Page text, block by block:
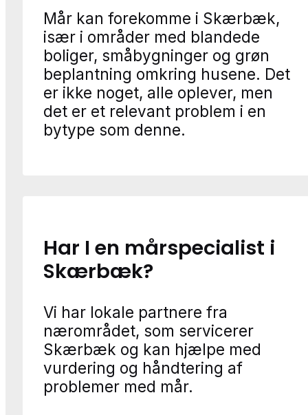
Mår kan forekomme i Skærbæk,
især i områder med blandede
boliger, småbygninger og grøn
beplantning omkring husene. Det
er ikke noget, alle oplever, men
det er et relevant problem i en
bytype som denne.
Har I en mårspecialist i
Skærbæk?
Vi har lokale partnere fra
nærområdet, som servicerer
Skærbæk og kan hjælpe med
vurdering og håndtering af
problemer med mår.